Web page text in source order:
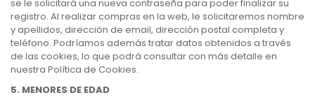
se le solicitará una nueva contraseña para poder finalizar su
registro. Al realizar compras en la web, le solicitaremos nombre
y apellidos, dirección de email, dirección postal completa y
teléfono. Podríamos además tratar datos obtenidos a través
de las cookies, lo que podrá consultar con más detalle en
nuestra Política de Cookies.
5. MENORES DE EDAD